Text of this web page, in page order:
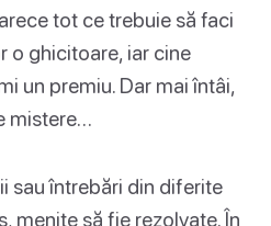
tot ce trebuie să faci
o ghicitoare, iar cine
un premiu. Dar mai întâi,
sau întrebări din diferite
menite să fie rezolvate. În